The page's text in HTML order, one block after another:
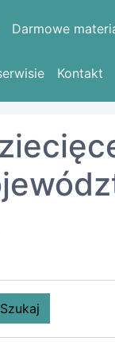
Darmowe
Kontakt
Szukaj